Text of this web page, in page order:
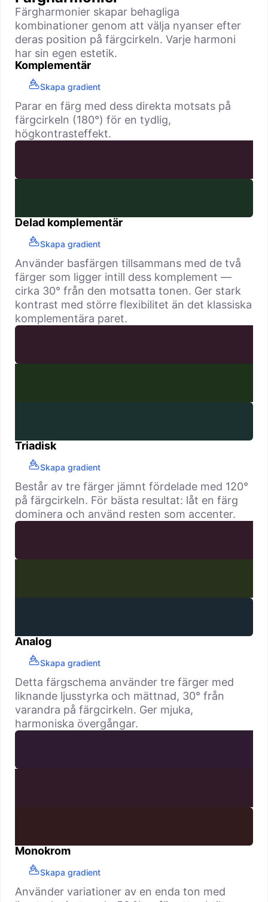
Färgharmonier skapar behagliga
kombinationer genom att välja nyanser efter
deras position på färgcirkeln. Varje harmoni
har sin egen estetik.
Komplementär
Skapa gradient
Parar en färg med dess direkta motsats på
färgcirkeln (180°) för en tydlig,
högkontrasteffekt.
Delad komplementär
Skapa gradient
Använder basfärgen tillsammans med de två
färger som ligger intill dess komplement —
cirka 30° från den motsatta tonen. Ger stark
kontrast med större flexibilitet än det klassiska
komplementära paret.
Triadisk
Skapa gradient
Består av tre färger jämnt fördelade med 120°
på färgcirkeln. För bästa resultat: låt en färg
dominera och använd resten som accenter.
Analog
Skapa gradient
Detta färgschema använder tre färger med
liknande ljusstyrka och mättnad, 30° från
varandra på färgcirkeln. Ger mjuka,
harmoniska övergångar.
Monokrom
Skapa gradient
Använder variationer av en enda ton med